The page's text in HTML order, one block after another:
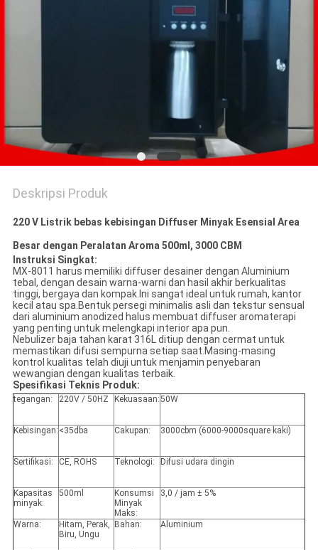
Deskripsi Produk
220 V Listrik bebas kebisingan Diffuser Minyak Esensial Area
Besar dengan Peralatan Aroma 500ml, 3000 CBM
Instruksi Singkat:
MX-8011 harus memiliki diffuser desainer dengan Aluminium
tebal, dengan desain warna-warni dan hasil akhir berkualitas
tinggi, bergaya dan kompak.Ini sangat ideal untuk rumah, kantor
kecil atau spa.Bentuk persegi minimalis asli dan tekstur sensual
dari aluminium anodized halus membuat diffuser aromaterapi
yang penting untuk melengkapi interior apa pun.
Nebulizer baja tahan karat 316L ditiup dengan cermat untuk
memastikan difusi sempurna setiap saat.Masing-masing
kontrol kualitas telah diuji untuk menjamin penyebaran
wewangian dengan kualitas terbaik.
Spesifikasi Teknis Produk:
tegangan: 220V / 50HZ Kekuasaan:50W
Kebisingan: <35dba Cakupan: 3000cbm (6000-9000square kaki)
Sertifikasi: CE, ROHS Teknologi: Difusi udara dingin
Kapasitas
minyak:
500ml
Konsumsi
Minyak
Maks:
3,0 / jam ± 5%
Warna:
Hitam, Perak,
Biru, Ungu
Bahan: Aluminium